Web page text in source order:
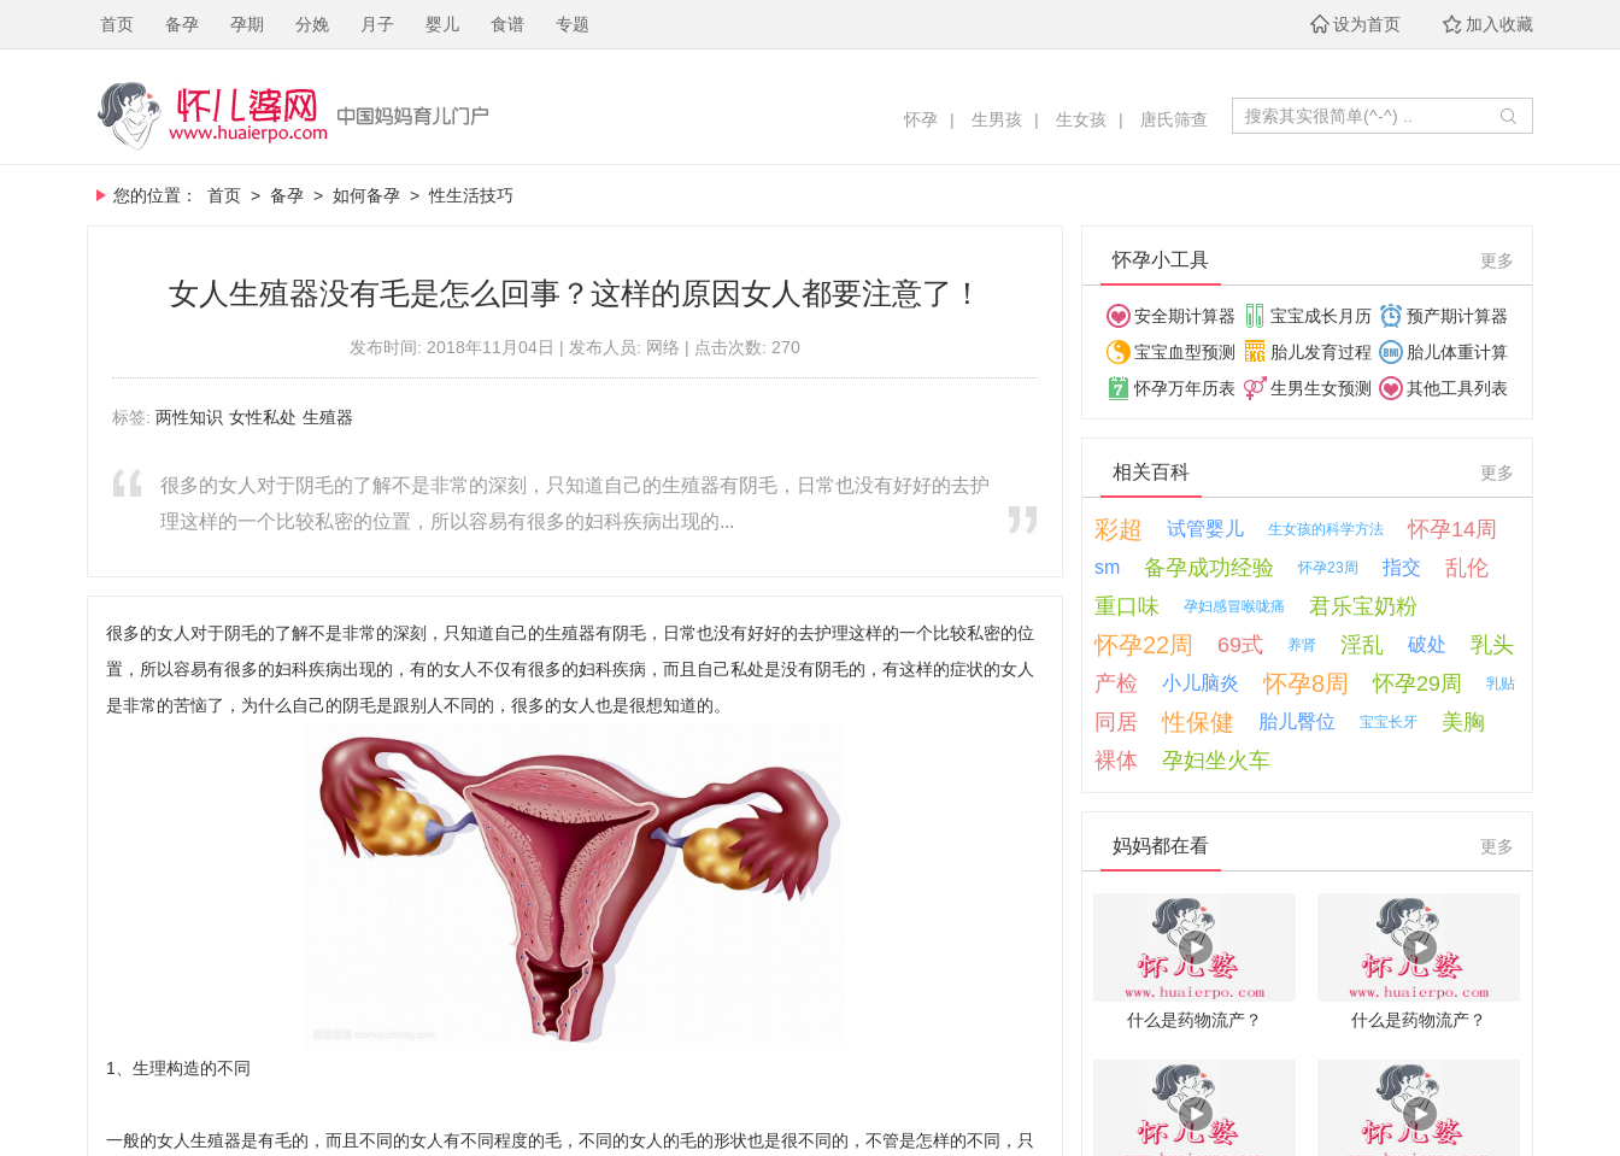
首页 备孕 孕期 分娩 月子 婴儿 食谱 专题 设为首页 加入收藏
怀孕 | 生男孩 | 生女孩 | 唐氏筛查
您的位置： 首页 > 备孕 > 如何备孕 > 性生活技巧
女人生殖器没有毛是怎么回事？这样的原因女人都要注意了！
发布时间: 2018年11月04日 | 发布人员: 网络 | 点击次数: 270
标签: 两性知识 女性私处 生殖器
很多的女人对于阴毛的了解不是非常的深刻，只知道自己的生殖器有阴毛，日常也没有好好的去护
理这样的一个比较私密的位置，所以容易有很多的妇科疾病出现的...
很多的女人对于阴毛的了解不是非常的深刻，只知道自己的生殖器有阴毛，日常也没有好好的去护理这样的一个比较私密的位
置，所以容易有很多的妇科疾病出现的，有的女人不仅有很多的妇科疾病，而且自己私处是没有阴毛的，有这样的症状的女人
是非常的苦恼了，为什么自己的阴毛是跟别人不同的，很多的女人也是很想知道的。
1、生理构造的不同
一般的女人生殖器是有毛的，而且不同的女人有不同程度的毛，不同的女人的毛的形状也是很不同的，不管是怎样的不同，只
更多
怀孕小工具
安全期计算器 宝宝成长月历
预产期计算器
宝宝血型预测
胎儿发育过程
胎儿体重计算
怀孕万年历表
生男生女预测 其他工具列表
更多
相关百科
彩超 试管婴儿 生女孩的科学方法 怀孕14周
sm 备孕成功经验 怀孕23周 指交
乱伦
重口味
孕妇感冒喉咙痛 君乐宝奶粉
怀孕22周 69式 养肾 淫乱 破处
乳头
产检
小儿脑炎 怀孕8周 怀孕29周 乳贴
同居 性保健 胎儿臀位 宝宝长牙
美胸
裸体
孕妇坐火车
更多
妈妈都在看
什么是药物流产？ 什么是药物流产？